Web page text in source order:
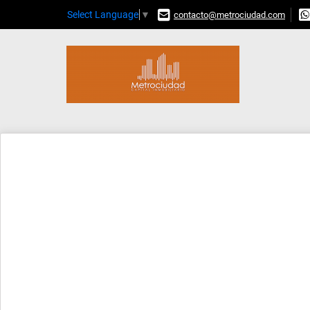
Select Language ▼ contacto@metrociudad.com